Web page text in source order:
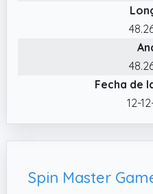
divertidos con este
inspirado en PAW
Marshall, Chase,
de patrulla canina en
✔️ JUEGO DE MESA
✔️ JUEGO EDUCATIVO
Fecha de
12-